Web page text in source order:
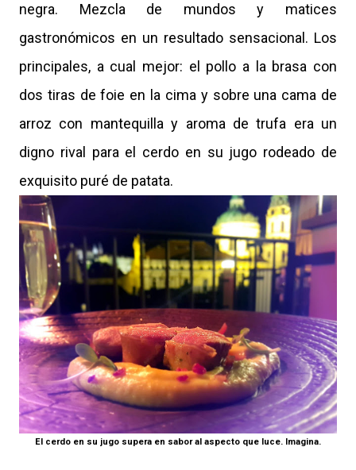
negra. Mezcla de mundos y matices
gastronómicos en un resultado sensacional. Los
principales, a cual mejor: el pollo a la brasa con
dos tiras de foie en la cima y sobre una cama de
arroz con mantequilla y aroma de trufa era un
digno rival para el cerdo en su jugo rodeado de
exquisito puré de patata.
El cerdo en su jugo supera en sabor al aspecto que luce. Imagina.